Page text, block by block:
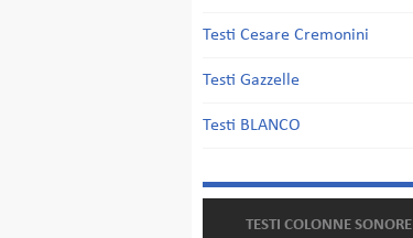
Testi Cesare Cremonini
Testi Gazzelle
Testi BLANCO
TESTI COLONNE SONORE